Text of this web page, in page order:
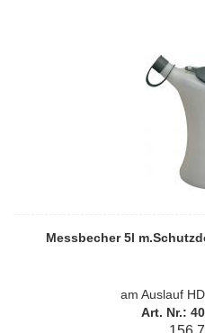
Messbecher 5l
am Auslauf
Art. Nr.: